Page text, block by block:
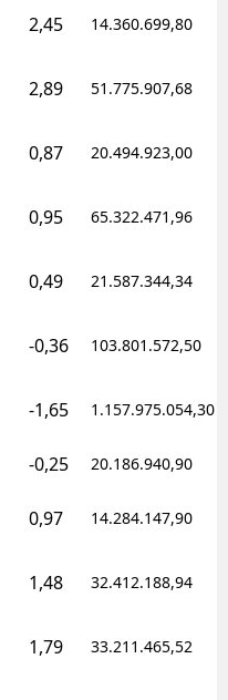
2,45 14.360.699,80
2,89 51.775.907,68
0,87 20.494.923,00
0,95 65.322.471,96
0,49 21.587.344,34
-0,36 103.801.572,50
-1,65 1.157.975.054,30
-0,25 20.186.940,90
0,97 14.284.147,90
1,48 32.412.188,94
1,79 33.211.465,52